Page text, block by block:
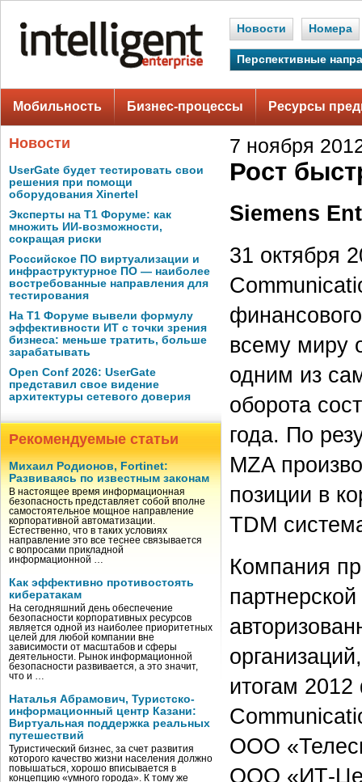
Новости Номера
Перспективные
Мобильность Бизнес-процессы Ресурсы
Новости
UserGate будет тестировать свои
решения при помощи
оборудования Xinertel
Эксперты на Т1 Форуме: как
множить ИИ-возможности,
сокращая риски
Российское ПО виртуализации и
инфраструктурное ПО — наиболее
востребованные направления для
тестирования
На Т1 Форуме вывели формулу
эффективности ИТ с точки зрения
бизнеса: меньше тратить, больше
зарабатывать
Open Conf 2026: UserGate
представил свое видение
архитектуры сетевого доверия
Рекомендуемые статьи
Михаил Родионов, Fortinet:
Развиваясь по известным законам
В настоящее время информационная
безопасность представляет собой вполне
самостоятельное мощное направление
корпоративной автоматизации.
Естественно, что в таких условиях
направление это все теснее связывается
с вопросами прикладной
информационной …
Как эффективно противостоять
кибератакам
На сегодняшний день обеспечение
безопасности корпоративных ресурсов
является одной из наиболее приоритетных
целей для любой компании вне
зависимости от масштабов и сферы
деятельности. Рынок информационной
безопасности развивается, а это значит,
что и …
Наталья Абрамович, Туристско-
информационный центр Казани:
Виртуальная поддержка реальных
путешествий
Туристический бизнес, за счет развития
которого качество жизни населения должно
повышаться, хорошо вписывается в
концепцию «умного города». К тому же
7 ноября
Рост
Siemens
31 октября
всему миру
одним из
оборота
года. По
MZA
позиции в
TDM
Компания
итогам
ООО
ООО «ИТ-